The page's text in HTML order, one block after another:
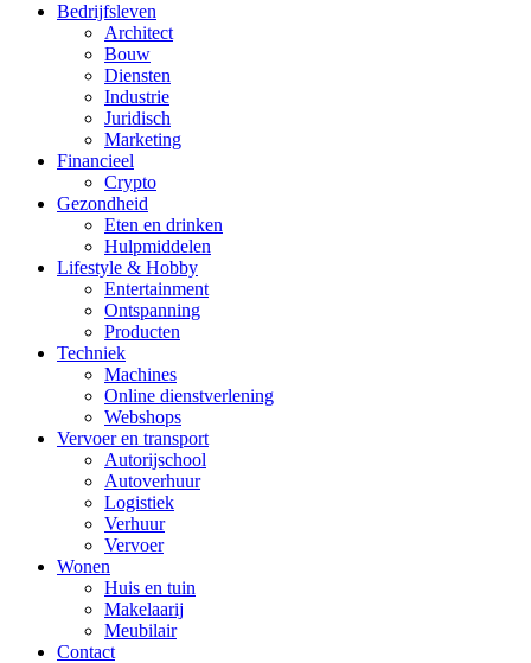
Bedrijfsleven
Architect
Bouw
Diensten
Industrie
Juridisch
Marketing
Financieel
Crypto
Gezondheid
Eten en drinken
Hulpmiddelen
Lifestyle & Hobby
Entertainment
Ontspanning
Producten
Techniek
Machines
Online dienstverlening
Webshops
Vervoer en transport
Autorijschool
Autoverhuur
Logistiek
Verhuur
Vervoer
Wonen
Huis en tuin
Makelaarij
Meubilair
Contact